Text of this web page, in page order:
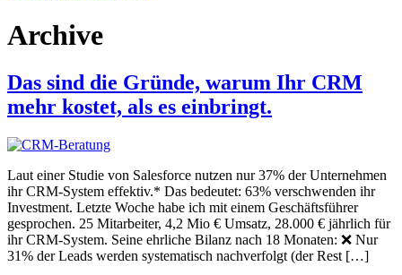
Archive
Das sind die Gründe, warum Ihr CRM
mehr kostet, als es einbringt.
Laut einer Studie von Salesforce nutzen nur 37% der Unternehmen
ihr CRM-System effektiv.* Das bedeutet: 63% verschwenden ihr
Investment. Letzte Woche habe ich mit einem Geschäftsführer
gesprochen. 25 Mitarbeiter, 4,2 Mio € Umsatz, 28.000 € jährlich für
ihr CRM-System. Seine ehrliche Bilanz nach 18 Monaten: ❌ Nur
31% der Leads werden systematisch nachverfolgt (der Rest […]